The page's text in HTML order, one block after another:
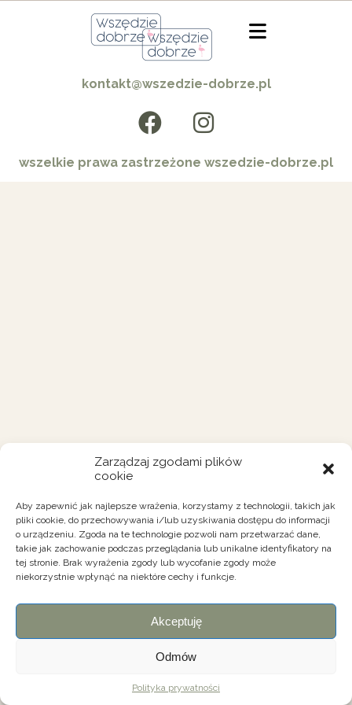
Zarządzaj zgodami plików
cookie
Aby zapewnić jak najlepsze wrażenia, korzystamy z technologii, takich jak
pliki cookie, do przechowywania i/lub uzyskiwania dostępu do informacji
o urządzeniu. Zgoda na te technologie pozwoli nam przetwarzać dane,
takie jak zachowanie podczas przeglądania lub unikalne identyfikatory na
tej stronie. Brak wyrażenia zgody lub wycofanie zgody może
niekorzystnie wpłynąć na niektóre cechy i funkcje.
Akceptuję
Odmów
Polityka prywatności
kontakt@wszedzie-dobrze.pl
wszelkie prawa zastrzeżone wszedzie-dobrze.pl